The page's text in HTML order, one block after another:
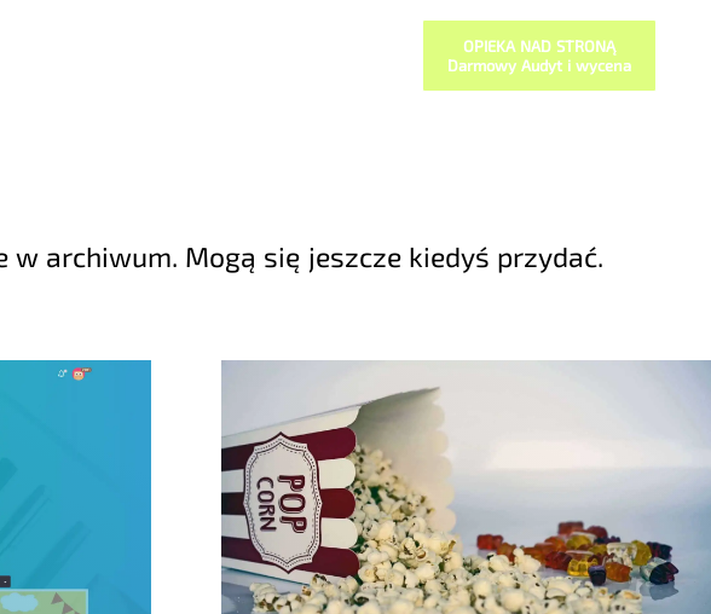
OPIEKA NAD STRONĄ
Darmowy Audyt i wycena
archiwum. Mogą się jeszcze kiedyś przydać.